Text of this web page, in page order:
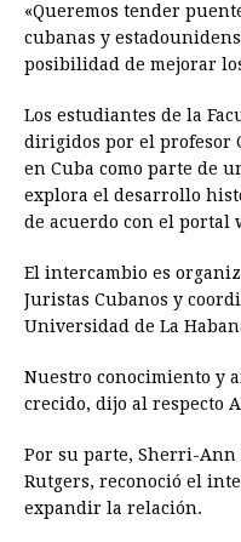
«Queremos tender
cubanas y
posibilidad de mejorar
Los estudiantes de la
dirigidos por el profesor
en Cuba como parte de
explora el desarrollo
de acuerdo con el portal
El intercambio es
Juristas Cubanos y
Universidad de La
Nuestro conocimiento y
crecido, dijo al respecto
Por su parte, Sherri-
Rutgers, reconoció el
expandir la relación.